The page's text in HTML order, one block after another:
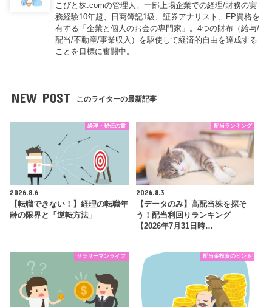
こびと株.comの管理人。一部上場企業での経理/財務の実
務経験10年超、日商簿記1級、証券アナリスト、FP資格を
有する「企業と個人のお金の専門家」。4つの財布（給与/
配当/不動産/事業収入）を駆使して経済的自由を達成する
ことを目標に奮闘中。
NEW POST このライターの最新記事
経理・秘伝の書
2026.8.6
【転職できない！】経理の転職年
齢の限界と「逆転方法」
配当ランキング
2026.8.3
【データのみ】高配当株を探そ
う！配当利回りランキング
【2026年7月31日時…
サラリーマンライフ 配当金投資のヒント